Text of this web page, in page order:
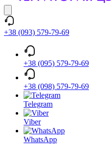
+38 (093) 579-79-69
+38 (095) 579-79-69
+38 (098) 579-79-69
Telegram
Viber
WhatsApp